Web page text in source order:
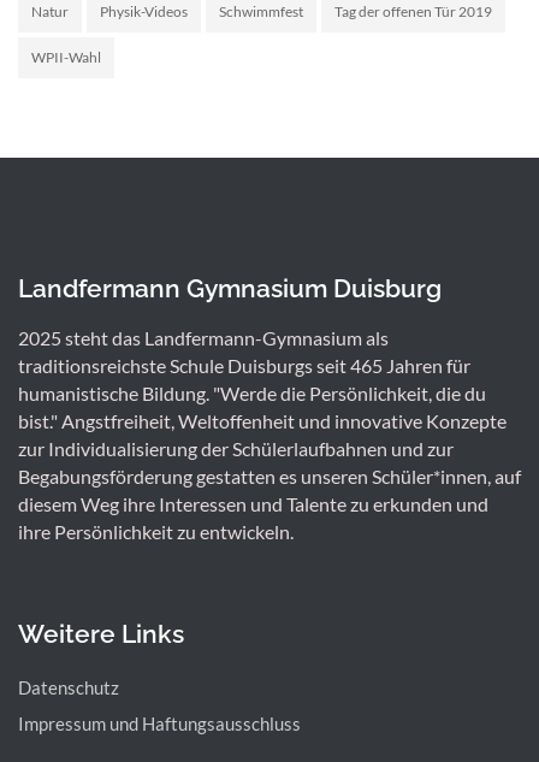
Natur Physik-Videos Schwimmfest Tag der offenen Tür 2019
WPII-Wahl
Landfermann Gymnasium Duisburg
2025 steht das Landfermann-Gymnasium als
traditionsreichste Schule Duisburgs seit 465 Jahren für
humanistische Bildung. "Werde die Persönlichkeit, die du
bist." Angstfreiheit, Weltoffenheit und innovative Konzepte
zur Individualisierung der Schülerlaufbahnen und zur
Begabungsförderung gestatten es unseren Schüler*innen, auf
diesem Weg ihre Interessen und Talente zu erkunden und
ihre Persönlichkeit zu entwickeln.
Weitere Links
Datenschutz
Impressum und Haftungsausschluss